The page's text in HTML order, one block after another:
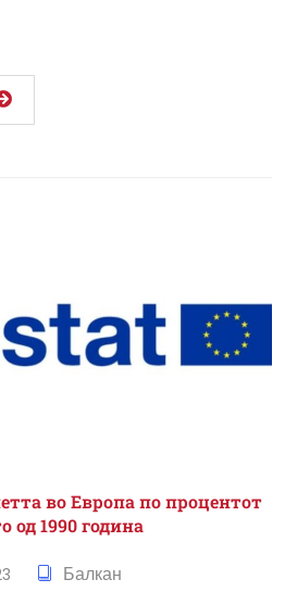
во Европа по процентот
од 1990 година
Балкан